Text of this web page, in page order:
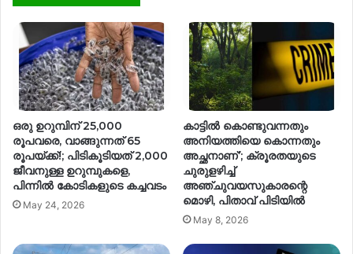
ഒരു ഉറുമ്പിന് 25,000
രൂപവരെ, വാങ്ങുന്നത് 65
രൂപയ്ക്ക്!; പിടികൂടിയത് 2,000
ജീവനുള്ള ഉറുമ്പുകളെ,
പിന്നിൽ കോടികളുടെ കച്ചവടം
May 24, 2026
കാട്ടിൽ കൊണ്ടുവന്നതും
അനിയത്തിയെ കൊന്നതും
അച്ഛനാണ്’; ക്രൂരതയുടെ
ചുരുളഴിച്ച്
അഞ്ചുവയസുകാരന്റെ
മൊഴി, പിതാവ് പിടിയിൽ
May 8, 2026